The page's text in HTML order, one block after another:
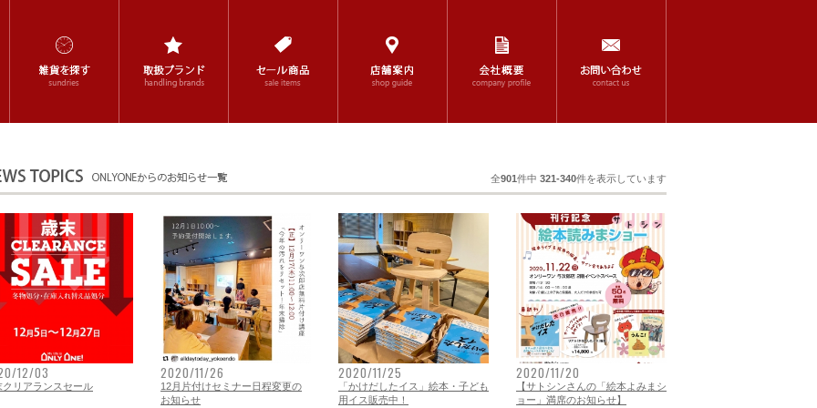
全901件中 321-340件を表示しています
12/03
クリアランスセール
2020/11/26
12月片付けセミナー日程変更の
お知らせ
2020/11/25
「かけだしたイス」絵本・子ども
用イス販売中！
2020/11/20
【サトシンさんの「絵本よみまシ
ョー」満席のお知らせ】